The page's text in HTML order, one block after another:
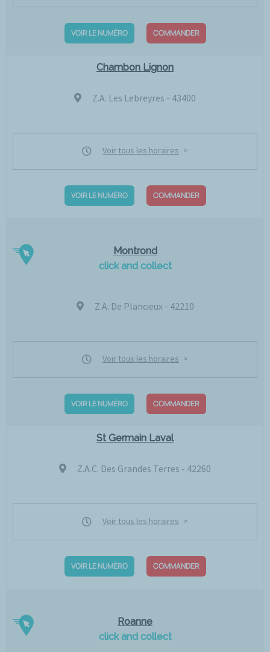
VOIR LE NUMÉRO COMMANDER
Chambon Lignon
Z.A. Les Lebreyres - 43400
Voir tous les horaires
VOIR LE NUMÉRO COMMANDER
Montrond
click and collect
Z.A. De Plancieux - 42210
Voir tous les horaires
VOIR LE NUMÉRO COMMANDER
St Germain Laval
Z.A.C. Des Grandes Terres - 42260
Voir tous les horaires
VOIR LE NUMÉRO COMMANDER
Roanne
click and collect